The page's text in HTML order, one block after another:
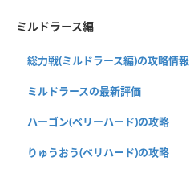
ミルドラース編
総力戦(ミルドラース編)の攻略情報
ミルドラースの最新評価
ハーゴン(ベリーハード)の攻略
りゅうおう(ベリハード)の攻略